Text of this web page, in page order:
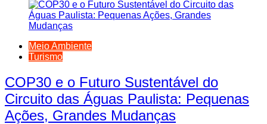
Meio Ambiente
Turismo
COP30 e o Futuro Sustentável do
Circuito das Águas Paulista: Pequenas
Ações, Grandes Mudanças